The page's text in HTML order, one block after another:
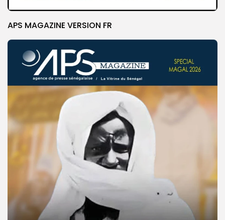
APS MAGAZINE VERSION FR